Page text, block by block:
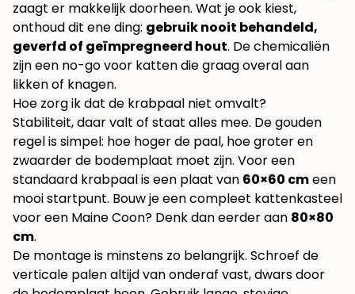
zaagt er makkelijk doorheen. Wat je ook kiest,
onthoud dit ene ding: gebruik nooit behandeld,
geverfd of geïmpregneerd hout. De chemicaliën
zijn een no-go voor katten die graag overal aan
likken of knagen.
Hoe zorg ik dat de krabpaal niet omvalt?
Stabiliteit, daar valt of staat alles mee. De gouden
regel is simpel: hoe hoger de paal, hoe groter en
zwaarder de bodemplaat moet zijn. Voor een
standaard krabpaal is een plaat van 60×60 cmeen
mooi startpunt. Bouw je een compleet kattenkasteel
voor een Maine Coon? Denk dan eerder aan 80×80
cm.
De montage is minstens zo belangrijk. Schroef de
verticale palen altijd van onderaf vast, dwars door